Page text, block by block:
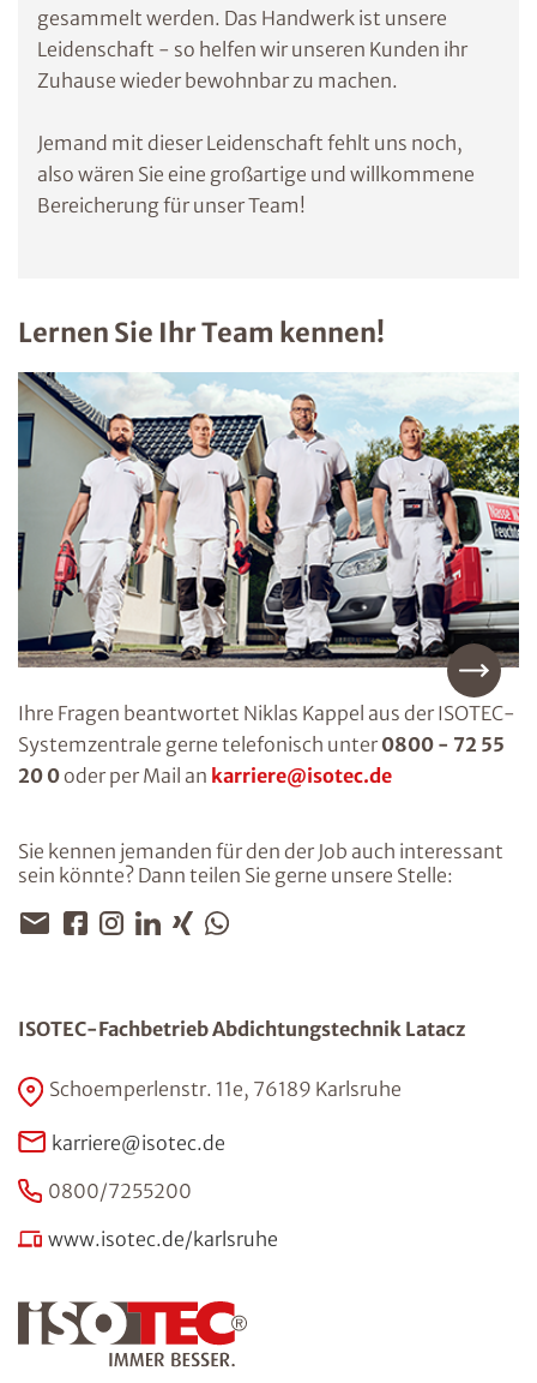
gesammelt werden. Das Handwerk ist unsere
Leidenschaft - so helfen wir unseren Kunden ihr
Zuhause wieder bewohnbar zu machen.
Jemand mit dieser Leidenschaft fehlt uns noch,
also wären Sie eine großartige und willkommene
Bereicherung für unser Team!
Lernen Sie Ihr Team kennen!
Ihre Fragen beantwortet Niklas Kappel aus der ISOTEC-
Systemzentrale gerne telefonisch unter 0800 - 72 55
20 0oder per Mail an karriere@isotec.de
Sie kennen jemanden für den der Job auch interessant
sein könnte? Dann teilen Sie gerne unsere Stelle:
ISOTEC-Fachbetrieb Abdichtungstechnik Latacz
Schoemperlenstr. 11e, 76189 Karlsruhe
karriere@isotec.de
0800/7255200
www.isotec.de/karlsruhe